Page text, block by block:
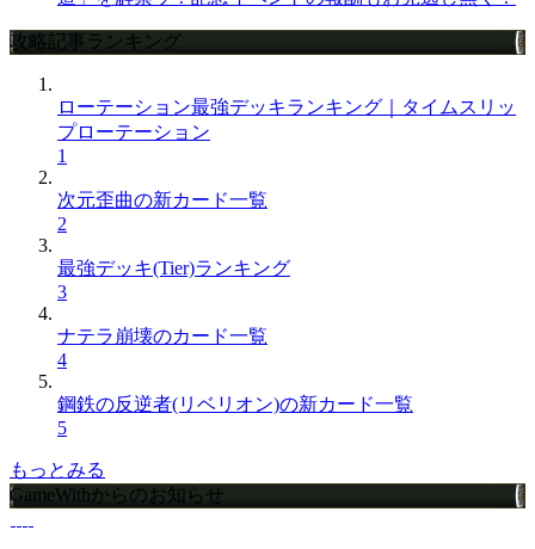
攻略記事ランキング
ローテーション最強デッキランキング｜タイムスリッ
プローテーション
1
次元歪曲の新カード一覧
2
最強デッキ(Tier)ランキング
3
ナテラ崩壊のカード一覧
4
鋼鉄の反逆者(リベリオン)の新カード一覧
5
もっとみる
GameWithからのお知らせ